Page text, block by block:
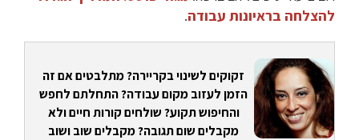
להצלחה בראיונות עבודה.
זקוקים לשינוי בקריירה? מתלבטים אם זה
הזמן לעזוב מקום עבודה? התחלתם לחפש
והחיפוש תקוע? שולחים קורות חיים ולא
מקבלים שום תגובה? מקבלים שוב ושוב